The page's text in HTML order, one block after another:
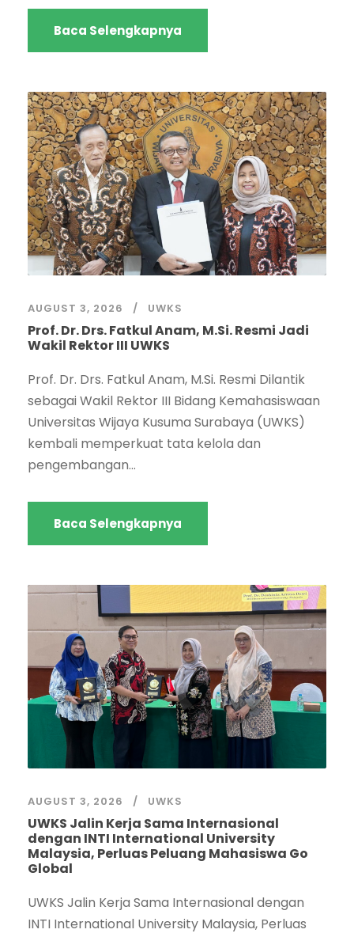
Baca Selengkapnya
AUGUST 3, 2026 UWKS
Prof. Dr. Drs. Fatkul Anam, M.Si. Resmi Jadi
Wakil Rektor III UWKS
Prof. Dr. Drs. Fatkul Anam, M.Si. Resmi Dilantik
sebagai Wakil Rektor III Bidang Kemahasiswaan
Universitas Wijaya Kusuma Surabaya (UWKS)
kembali memperkuat tata kelola dan
pengembangan...
Baca Selengkapnya
AUGUST 3, 2026 UWKS
UWKS Jalin Kerja Sama Internasional
dengan INTI International University
Malaysia, Perluas Peluang Mahasiswa Go
Global
UWKS Jalin Kerja Sama Internasional dengan
INTI International University Malaysia, Perluas